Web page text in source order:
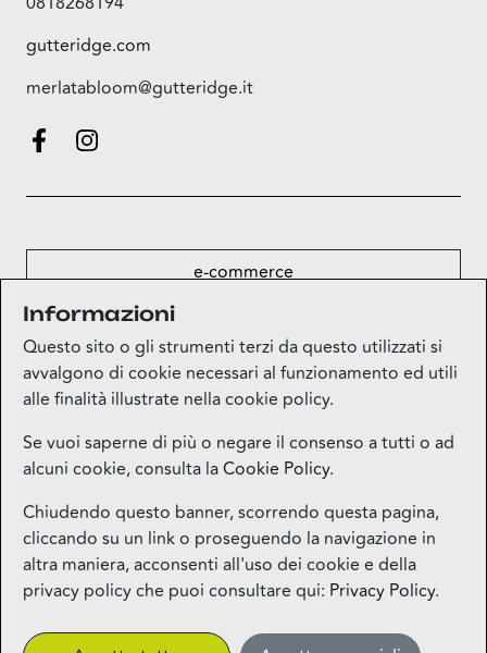
gutteridge.com
merlatabloom@gutteridge.it
e-commerce
mappa
Informazioni
Questo sito o gli strumenti terzi da questo utilizzati si
avvalgono di cookie necessari al funzionamento ed utili
alle finalità illustrate nella cookie policy.
Se vuoi saperne di più o negare il consenso a tutti o ad
alcuni cookie, consulta laCookie Policy.
Chiudendo questo banner, scorrendo questa pagina,
cliccando su un link o proseguendo la navigazione in
altra maniera, acconsenti all'uso dei cookie e della
privacy policy che puoi consultare qui: Privacy Policy.
Contatti